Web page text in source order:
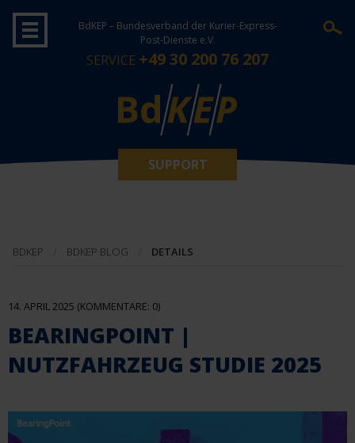
BdKEP – Bundesverband der Kurier-Express-
Post-Dienste e.V.
SERVICE +49 30 200 76 207
SUPPORT
BDKEP BDKEP BLOG DETAILS
14. APRIL 2025 (KOMMENTARE: 0)
BEARINGPOINT |
NUTZFAHRZEUG STUDIE 2025